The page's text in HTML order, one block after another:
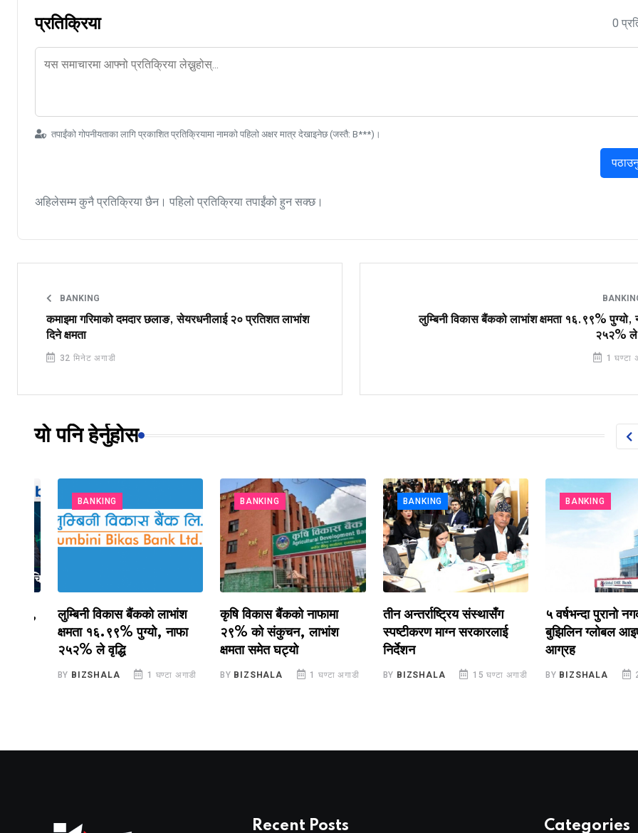
प्रतिक्रिया 0
तपाईंको गोपनीयताका लागि प्रकाशित प्रतिक्रियामा नामको पहिलो अक्षर मात्र देखाइनेछ (जस्तै: B***)।
अहिलेसम्म कुनै प्रतिक्रिया छैन। पहिलो प्रतिक्रिया तपाईंको हुन सक्छ।
BANKING
कमाइमा गरिमाको दमदार छलाङ, सेयरधनीलाई २० प्रतिशत लाभांश
दिने क्षमता
32 मिनेट अगाडी
लुम्बिनी विकास बैंकको लाभांश क्षमता १६.९९% पुग्यो,
२५२% ले
1 घण्टा
यो पनि हेर्नुहोस
BANKING
लुम्बिनी विकास बैंकको लाभांश
क्षमता १६.९९% पुग्यो, नाफा
२५२% ले वृद्धि
BIZSHALA 1 घण्टा अगाडी
BANKING
कृषि विकास बैंकको नाफामा
२९% को संकुचन, लाभांश
क्षमता समेत घट्यो
BIZSHALA 1 घण्टा अगाडी
BANKING
तीन अन्तर्राष्ट्रिय संस्थासँग
स्पष्टीकरण माग्न सरकारलाई
निर्देशन
BIZSHALA 15 घण्टा अगाडी
BANKING
५ वर्षभन्दा पुरानो नगद
बुझिलिन ग्लोबल आइएमई
आग्रह
BY BIZSHALA 23
Recent Posts Categories